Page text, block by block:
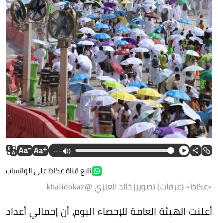
--:--
تابع قناة عكاظ على الواتساب
«عكاظ» (عرفات) تصوير| خالد العنزي @khalidokaz
أعلنت الهيئة العامة للإحصاء اليوم، أن إجمالي أعداد